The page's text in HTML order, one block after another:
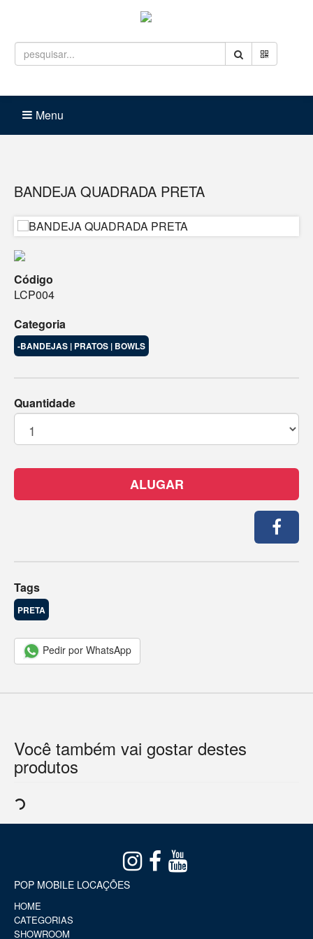
Menu
BANDEJA QUADRADA PRETA
Código
LCP004
Categoria
-BANDEJAS | PRATOS | BOWLS
Quantidade
ALUGAR
Tags
PRETA
Pedir por WhatsApp
Você também vai gostar destes
produtos
POP MOBILE LOCAÇÕES
HOME
CATEGORIAS
SHOWROOM